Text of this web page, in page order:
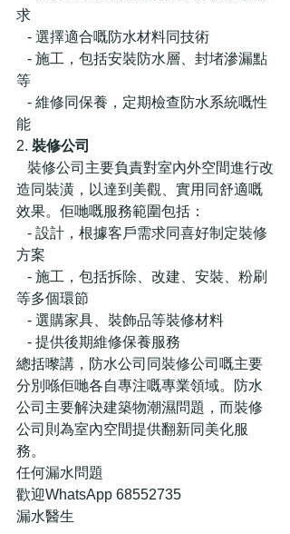
求
   - 選擇適合嘅防水材料同技術
等
能
2. 裝修公司
造同裝潢，以達到美觀、實用同舒適嘅
效果。佢哋嘅服務範圍包括：
方案
等多個環節
   - 選購家具、裝飾品等裝修材料
   - 提供後期維修保養服務
總括嚟講，防水公司同裝修公司嘅主要
分別喺佢哋各自專注嘅專業領域。防水
公司主要解決建築物潮濕問題，而裝修
公司則為室內空間提供翻新同美化服
務。
任何漏水問題
歡迎WhatsApp 68552735
漏水醫生